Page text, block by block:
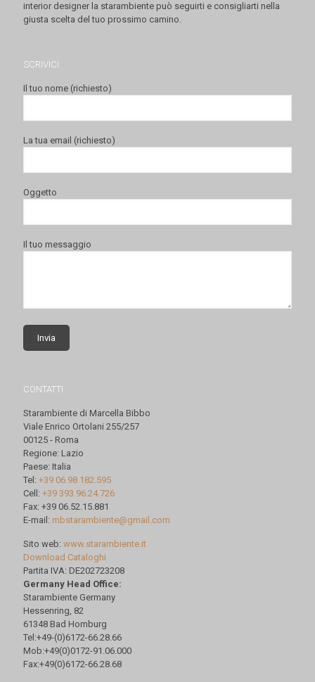
interior designer la starambiente può seguirti e consigliarti nella
giusta scelta del tuo prossimo camino.
SCRIVICI
Il tuo nome (richiesto)
La tua email (richiesto)
Oggetto
Il tuo messaggio
CONTATTI
Starambiente di Marcella Bibbo
Viale Enrico Ortolani 255/257
00125 - Roma
Regione: Lazio
Paese: Italia
Tel: +39 06.98.182.595
Cell: +39 393.96.24.726
Fax: +39 06.52.15.881
E-mail: mbstarambiente@gmail.com
Sito web: www.starambiente.it
Download Cataloghi
Partita IVA: DE202723208
Germany Head Office:
Starambiente Germany
Hessenring, 82
61348 Bad Homburg
Tel:+49-(0)6172-66.28.66
Mob:+49(0)0172-91.06.000
Fax:+49(0)6172-66.28.68